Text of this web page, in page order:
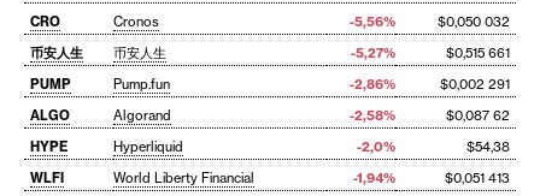
CRO Cronos -5,56%
$0,050 032
币安人生
币安人生 -5,27%
$0,515 661
PUMP
Pump.fun -2,86%
$0,002 291
ALGO
Algorand -2,58%
$0,087 62
HYPE
Hyperliquid -2,0%
$54,38
WLFI
World Liberty Financial -1,94% $0,051 413